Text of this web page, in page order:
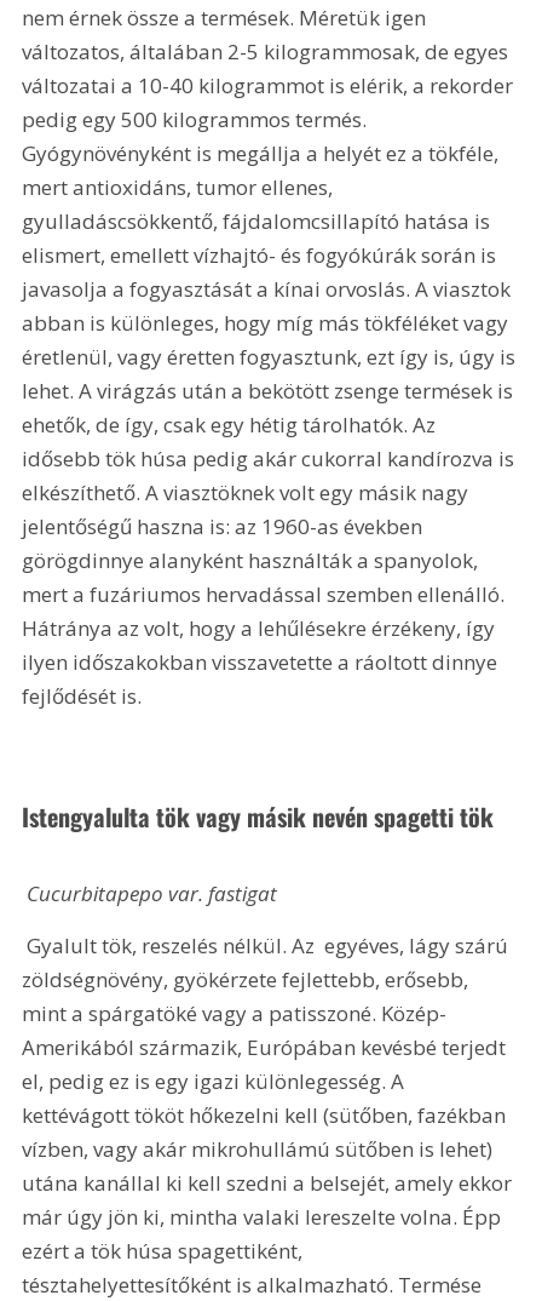
nem érnek össze a termések. Méretük igen
változatos, általában 2-5 kilogrammosak, de egyes
változatai a 10-40 kilogrammot is elérik, a rekorder
pedig egy 500 kilogrammos termés.
Gyógynövényként is megállja a helyét ez a tökféle,
mert antioxidáns, tumor ellenes,
gyulladáscsökkentő, fájdalomcsillapító hatása is
elismert, emellett vízhajtó- és fogyókúrák során is
javasolja a fogyasztását a kínai orvoslás. A viasztok
abban is különleges, hogy míg más tökféléket vagy
éretlenül, vagy éretten fogyasztunk, ezt így is, úgy is
lehet. A virágzás után a bekötött zsenge termések is
ehetők, de így, csak egy hétig tárolhatók. Az
idősebb tök húsa pedig akár cukorral kandírozva is
elkészíthető. A viasztöknek volt egy másik nagy
jelentőségű haszna is: az 1960-as években
görögdinnye alanyként használták a spanyolok,
mert a fuzáriumos hervadással szemben ellenálló.
Hátránya az volt, hogy a lehűlésekre érzékeny, így
ilyen időszakokban visszavetette a ráoltott dinnye
fejlődését is.
Istengyalulta tök vagy másik nevén spagetti tök
Cucurbitapepo var. fastigat
Gyalult tök, reszelés nélkül. Az  egyéves, lágy szárú
zöldségnövény, gyökérzete fejlettebb, erősebb,
mint a spárgatöké vagy a patisszoné. Közép-
Amerikából származik, Európában kevésbé terjedt
el, pedig ez is egy igazi különlegesség. A
kettévágott tököt hőkezelni kell (sütőben, fazékban
vízben, vagy akár mikrohullámú sütőben is lehet)
utána kanállal ki kell szedni a belsejét, amely ekkor
már úgy jön ki, mintha valaki lereszelte volna. Épp
ezért a tök húsa spagettiként,
tésztahelyettesítőként is alkalmazható. Termése